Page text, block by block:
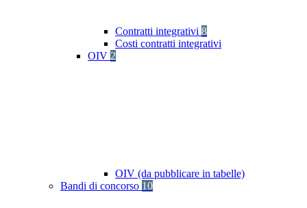
Contratti integrativi 8
Costi contratti integrativi
OIV 2
OIV (da pubblicare in tabelle)
Bandi di concorso 10